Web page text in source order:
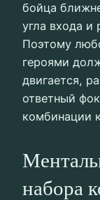
бойца
угла входа и
Поэтому
героями
двигается,
ответный
комбинации
набора